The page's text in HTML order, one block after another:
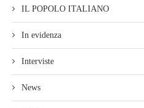
IL POPOLO ITALIANO
In evidenza
Interviste
News